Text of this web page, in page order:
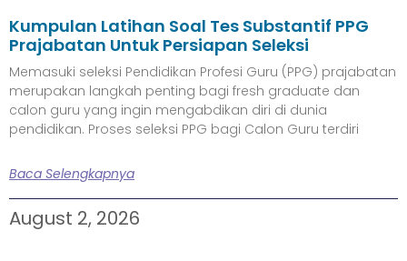
Kumpulan Latihan Soal Tes Substantif PPG
Prajabatan Untuk Persiapan Seleksi
Memasuki seleksi Pendidikan Profesi Guru (PPG) prajabatan
merupakan langkah penting bagi fresh graduate dan
calon guru yang ingin mengabdikan diri di dunia
pendidikan. Proses seleksi PPG bagi Calon Guru terdiri
Baca Selengkapnya
August 2, 2026